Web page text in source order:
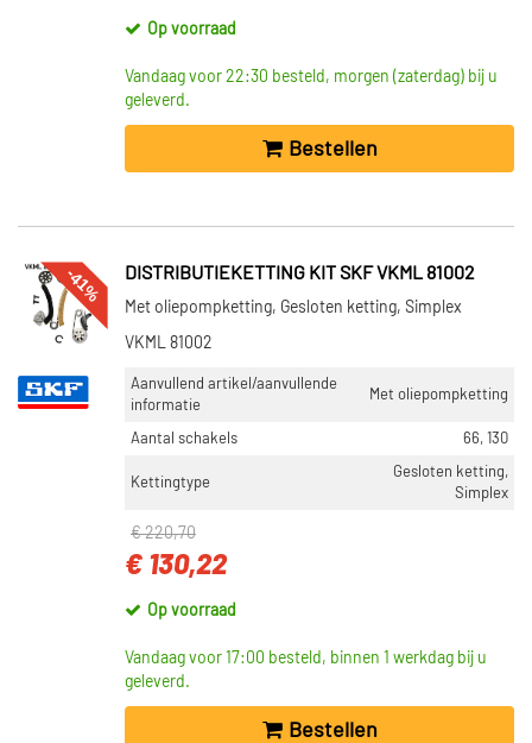
Op voorraad
Vandaag voor 22:30 besteld, morgen (zaterdag) bij u
geleverd.
Bestellen
-41% DISTRIBUTIEKETTING KIT SKF VKML 81002
Met oliepompketting, Gesloten ketting, Simplex
VKML 81002
Aanvullend artikel/aanvullende
informatie
Met oliepompketting
Aantal schakels 66, 130
Kettingtype
Gesloten ketting,
Simplex
€ 220,70
€ 130,22
Op voorraad
Vandaag voor 17:00 besteld, binnen 1 werkdag bij u
geleverd.
Bestellen